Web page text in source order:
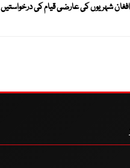
شہریوں کی عارضی قیام کی درخواستیں